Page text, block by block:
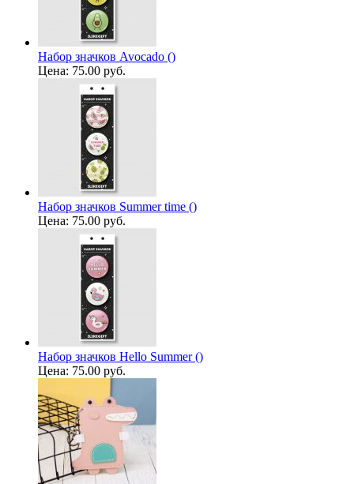
Набор значков Avocado ()
Цена: 75.00 руб.
Набор значков Summer time ()
Цена: 75.00 руб.
Набор значков Hello Summer ()
Цена: 75.00 руб.